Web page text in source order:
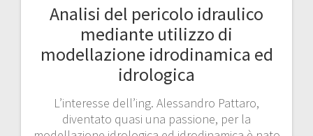
Analisi del pericolo idraulico
mediante utilizzo di
modellazione idrodinamica ed
idrologica
L’interesse dell’ing. Alessandro Pattaro,
diventato quasi una passione, per la